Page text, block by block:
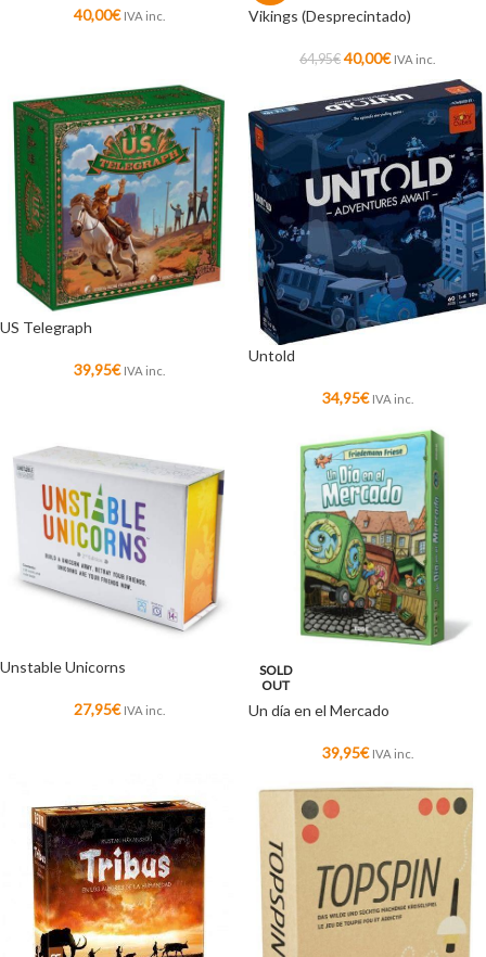
40,00€ IVA inc. Vikings (Desprecintado)
64,95€ 40,00€ IVA inc.
US Telegraph
39,95€ IVA inc.
Untold
34,95€ IVA inc.
Unstable Unicorns
27,95€ IVA inc.
SOLD
OUT
Un día en el Mercado
39,95€ IVA inc.